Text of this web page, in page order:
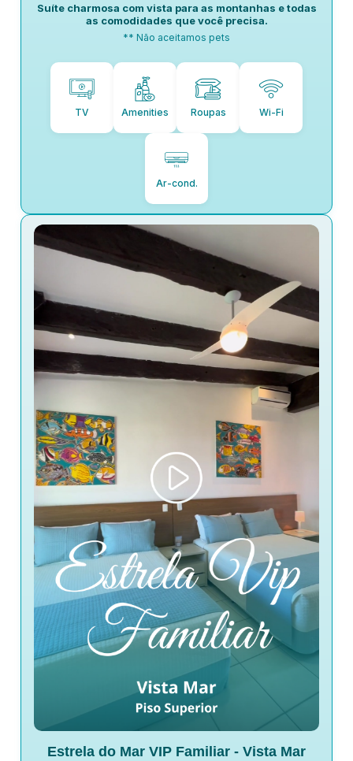
Suíte charmosa com vista para as montanhas e todas
as comodidades que você precisa.
** Não aceitamos pets
TV Amenities Roupas Wi-Fi
Ar-cond.
Estrela do Mar VIP Familiar - Vista Mar